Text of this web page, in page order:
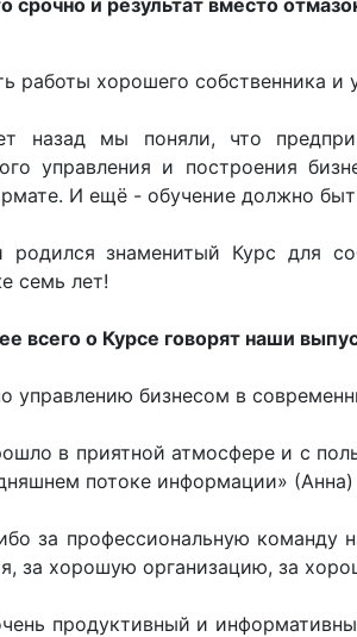
срочно и результат вместо
работы хорошего собственника и
назад мы поняли, что
управления и построения
И ещё - обучение должно
знаменитый Курс для
семь лет!
всего о Курсе говорят наши
управлению бизнесом в
в приятной атмосфере и с
потоке информации» (Анна)
за профессиональную команду
за хорошую организацию, за
продуктивный и